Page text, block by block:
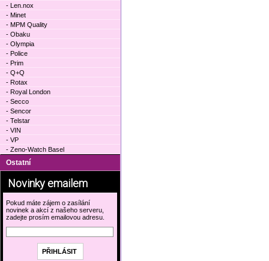
- Len.nox
- Minet
- MPM Quality
- Obaku
- Olympia
- Police
- Prim
- Q+Q
- Rotax
- Royal London
- Secco
- Sencor
- Telstar
- VIN
- VP
- Zeno-Watch Basel
Ostatní
Novinky emailem
Pokud máte zájem o zasílání
novinek a akcí z našeho serveru,
zadejte prosím emailovou adresu.